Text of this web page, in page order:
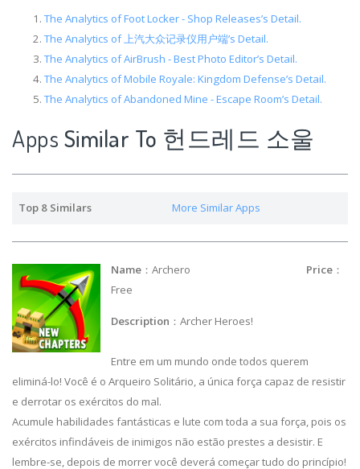
The Analytics of Foot Locker - Shop Releases’s Detail.
The Analytics of 上汽大众记录仪用户端’s Detail.
The Analytics of AirBrush - Best Photo Editor’s Detail.
The Analytics of Mobile Royale: Kingdom Defense’s Detail.
The Analytics of Abandoned Mine - Escape Room’s Detail.
Apps Similar To 헌드레드 소울
Top 8 Similars More Similar Apps
Name ：Archero Price ：
Free
Description ：Archer Heroes!
Entre em um mundo onde todos querem
eliminá-lo! Você é o Arqueiro Solitário, a única força capaz de resistir
e derrotar os exércitos do mal.
Acumule habilidades fantásticas e lute com toda a sua força, pois os
exércitos infindáveis de inimigos não estão prestes a desistir. E
lembre-se, depois de morrer você deverá começar tudo do princípio!